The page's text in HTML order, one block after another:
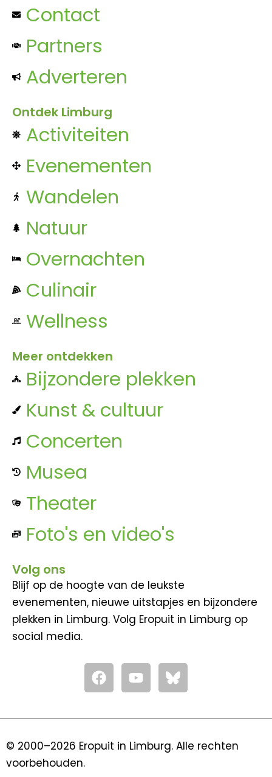
Contact
Partners
Adverteren
Ontdek Limburg
Activiteiten
Evenementen
Wandelen
Natuur
Overnachten
Culinair
Wellness
Meer ontdekken
Bijzondere plekken
Kunst & cultuur
Concerten
Musea
Theater
Foto's en video's
Volg ons
Blijf op de hoogte van de leukste
evenementen, nieuwe uitstapjes en bijzondere
plekken in Limburg. Volg Eropuit in Limburg op
social media.
F
a
c
o
Y
o
u
b
© 2000–2026 Eropuit in Limburg. Alle rechten
voorbehouden.